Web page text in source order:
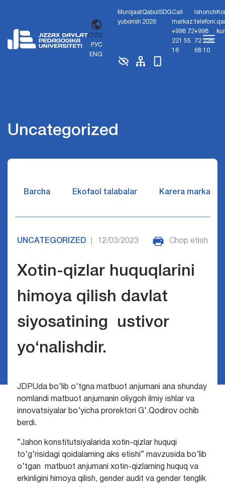
O'ZB
РУС
ENG
Murojaat
yuborish
Qabul
2026
SDGCall
markaz:
+998 72
221 55
16
Ishonch
telefoni:
+998
72 226
68 10
Uncategorized
Barcha Ekofaol talabalar Karera markazi
UNCATEGORIZED 12/03/2023 Chop etish
Xotin-qizlar huquqlarini
himoya qilish davlat
siyosatining ustivor
yo‘nalishdir.
JDPUda bo‘lib o‘tgna matbuot anjumani ana shunday
nomlandi matbuot anjumanin oliygoh ilmiy ishlar va
innovatsiyalar bo‘yicha prorektori G‘.Qodirov ochib
berdi.
“Jahon konstitutsiyalarida xotin-qizlar huquqi
to‘g‘risidagi qoidalarning aks etishi” mavzusida bo‘lib
o‘tgan matbuot anjumani xotin-qizlarning huquq va
erkinligini himoya qilish, gender audit va gender tenglik